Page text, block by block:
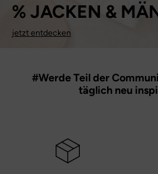
% JACKEN &
jetzt entdecken
#Werde Teil der
täglich neu